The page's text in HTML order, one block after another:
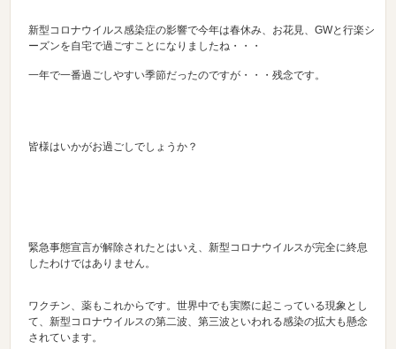
新型コロナウイルス感染症の影響で今年は春休み、お花見、GWと行楽シ
ーズンを自宅で過ごすことになりましたね・・・
一年で一番過ごしやすい季節だったのですが・・・残念です。
皆様はいかがお過ごしでしょうか？
緊急事態宣言が解除されたとはいえ、新型コロナウイルスが完全に終息
したわけではありません。
ワクチン、薬もこれからです。世界中でも実際に起こっている現象とし
て、新型コロナウイルスの第二波、第三波といわれる感染の拡大も懸念
されています。